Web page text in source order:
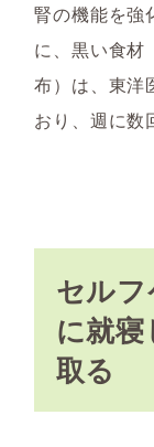
腎の機能を強
に、黒い食材
布）は、東洋
おり、週に数
セル
に就
取る